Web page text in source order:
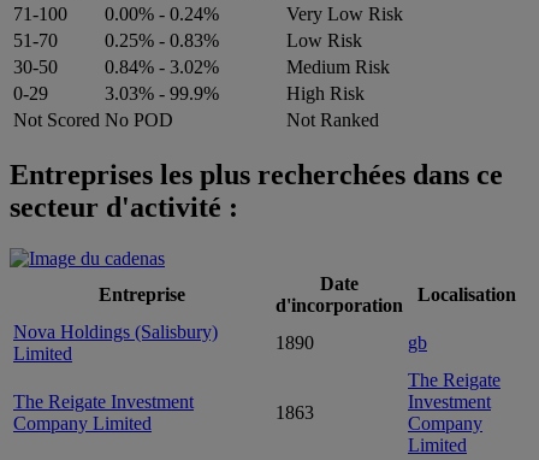
71-100
0.00% - 0.24%
Very Low Risk
51-70
0.25% - 0.83%
Low Risk
30-50
0.84% - 3.02%
Medium Risk
0-29
3.03% - 99.9%
High Risk
Not Scored No POD Not Ranked
Entreprises les plus recherchées dans ce
secteur d'activité :
Entreprise
Date
d'incorporation
Localisation
Nova Holdings (Salisbury)
Limited
1890 gb
The Reigate Investment
Company Limited
1863
The Reigate
Investment
Company
Limited